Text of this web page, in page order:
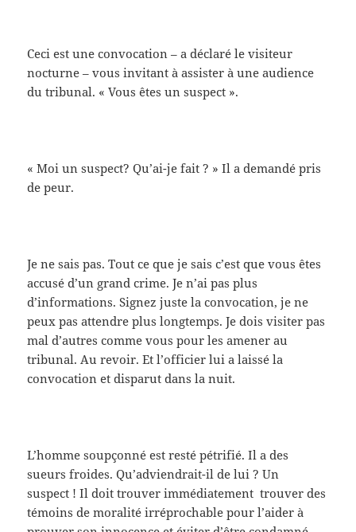
Ceci est une convocation – a déclaré le visiteur
nocturne – vous invitant à assister à une audience
du tribunal. « Vous êtes un suspect ».
« Moi un suspect? Qu’ai-je fait ? » Il a demandé pris
de peur.
Je ne sais pas. Tout ce que je sais c’est que vous êtes
accusé d’un grand crime. Je n’ai pas plus
d’informations. Signez juste la convocation, je ne
peux pas attendre plus longtemps. Je dois visiter pas
mal d’autres comme vous pour les amener au
tribunal. Au revoir. Et l’officier lui a laissé la
convocation et disparut dans la nuit.
L’homme soupçonné est resté pétrifié. Il a des
sueurs froides. Qu’adviendrait-il de lui ? Un
suspect ! Il doit trouver immédiatement trouver des
témoins de moralité irréprochable pour l’aider à